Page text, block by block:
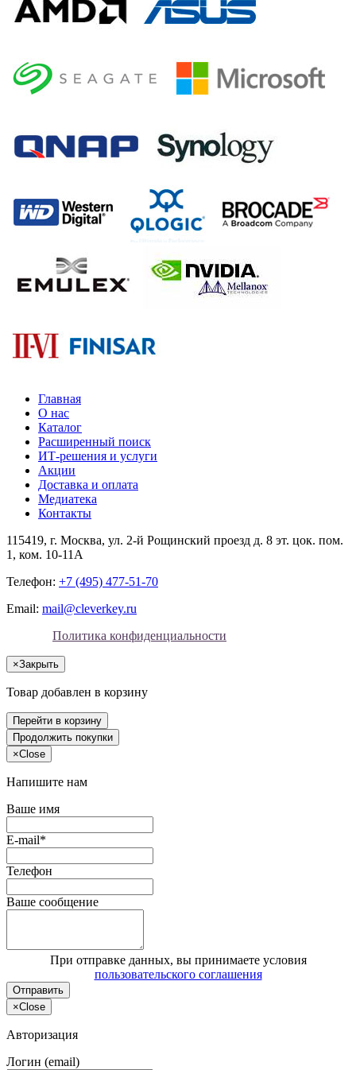
Главная
О нас
Каталог
Расширенный поиск
ИТ-решения и услуги
Акции
Доставка и оплата
Медиатека
Контакты
115419, г. Москва, ул. 2-й Рощинский проезд д. 8 эт. цок. пом.
1, ком. 10-11А
Телефон: +7 (495) 477-51-70
Email: mail@cleverkey.ru
Политика конфиденциальности
×Закрыть
Товар добавлен в корзину
Перейти в корзину
Продолжить покупки
×Close
Напишите нам
Ваше имя
E-mail*
Телефон
Ваше сообщение
При отправке данных, вы принимаете условия
пользовательского соглашения
Отправить
×Close
Авторизация
Логин (email)